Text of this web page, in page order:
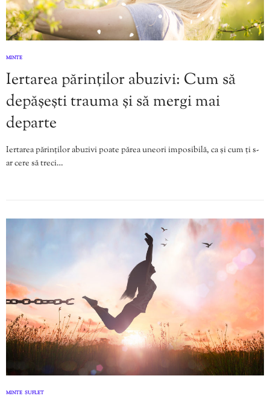
MINTE
Iertarea părinților abuzivi: Cum să
depășești trauma și să mergi mai
departe
Iertarea părinților abuzivi poate părea uneori imposibilă, ca și cum ți s-
ar cere să treci…
MINTE SUFLET